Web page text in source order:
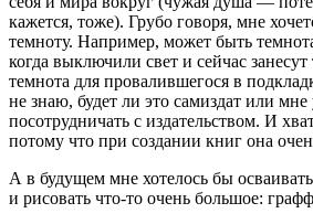
кажется, тоже). Грубо говоря, мне
темноту. Например, может быть
когда выключили свет и сейчас
темнота для провалившегося в
не знаю, будет ли это самиздат или мне
посотрудничать с издательством. И
потому что при создании книг она
А в будущем мне хотелось бы
и рисовать что-то очень большое: